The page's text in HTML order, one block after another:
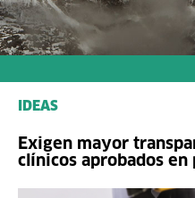
IDEAS
Exigen mayor
clínicos aprobados